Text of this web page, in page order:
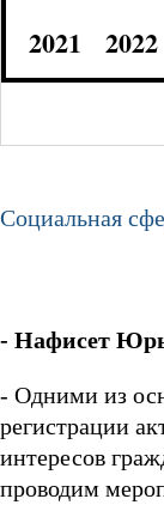
2021
2022
Социальная
- Нафисет
- Одними из
регистрации
интересов
проводим